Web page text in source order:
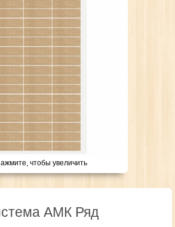
чтобы увеличить
АМК Ряд